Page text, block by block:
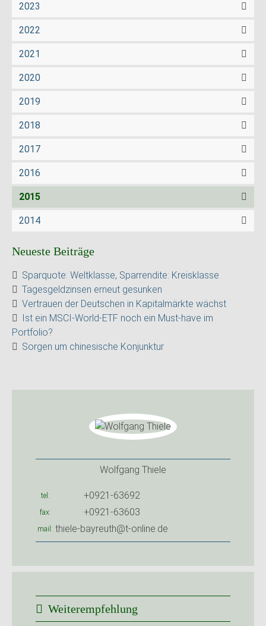
2023
2022
2021
2020
2019
2018
2017
2016
2015
2014
Neueste Beiträge
Sparquote: Weltklasse, Sparrendite: Kreisklasse
Tagesgeldzinsen erneut gesunken
Vertrauen der Deutschen in Kapitalmärkte wächst
Ist ein MSCI-World-ETF noch ein Must-have im
Portfolio?
Sorgen um chinesische Konjunktur
Wolfgang Thiele
tel +0921-63692
fax +0921-63603
mail thiele-bayreuth@t-online.de
Weiterempfehlung